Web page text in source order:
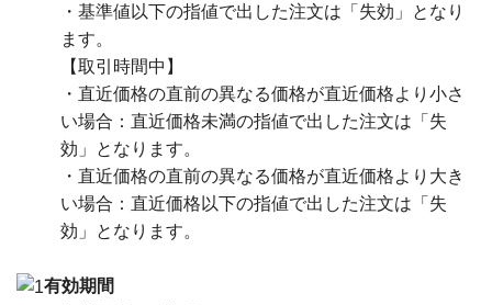
・基準値以下の指値で出した注文は「失効」となり
ます。
【取引時間中】
・直近価格の直前の異なる価格が直近価格より小さ
い場合：直近価格未満の指値で出した注文は「失
効」となります。
・直近価格の直前の異なる価格が直近価格より大き
い場合：直近価格以下の指値で出した注文は「失
効」となります。
有効期間